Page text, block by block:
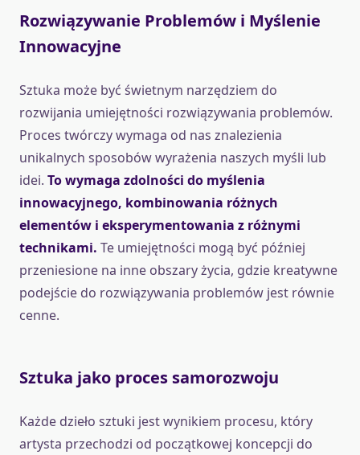
Rozwiązywanie Problemów i Myślenie
Innowacyjne
Sztuka może być świetnym narzędziem do
rozwijania umiejętności rozwiązywania problemów.
Proces twórczy wymaga od nas znalezienia
unikalnych sposobów wyrażenia naszych myśli lub
idei. To wymaga zdolności do myślenia
innowacyjnego, kombinowania różnych
elementów i eksperymentowania z różnymi
technikami. Te umiejętności mogą być później
przeniesione na inne obszary życia, gdzie kreatywne
podejście do rozwiązywania problemów jest równie
cenne.
Sztuka jako proces samorozwoju
Każde dzieło sztuki jest wynikiem procesu, który
artysta przechodzi od początkowej koncepcji do